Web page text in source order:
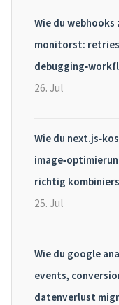
Wie du
monitorst:
26. Jul
Wie du
richtig
25. Jul
Wie du google
events,
datenverlust